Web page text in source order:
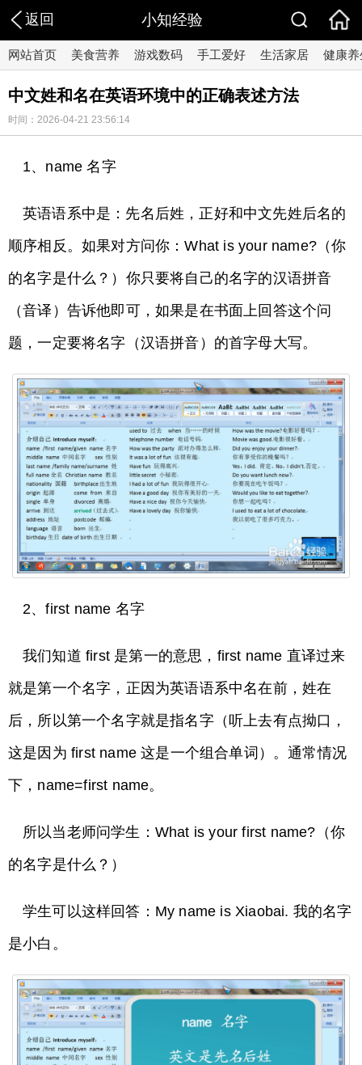
返回 小知经验
网站首页 美食营养 游戏数码 手工爱好 生活家居 健康养
中文姓和名在英语环境中的正确表述方法
时间：2026-04-21 23:56:14
1、name 名字
英语语系中是：先名后姓，正好和中文先姓后名的
顺序相反。如果对方问你：What is your name?（你
的名字是什么？）你只要将自己的名字的汉语拼音
（音译）告诉他即可，如果是在书面上回答这个问
题，一定要将名字（汉语拼音）的首字母大写。
2、first name 名字
我们知道 first 是第一的意思，first name 直译过来
就是第一个名字，正因为英语语系中名在前，姓在
后，所以第一个名字就是指名字（听上去有点拗口，
这是因为 first name 这是一个组合单词）。通常情况
下，name=first name。
所以当老师问学生：What is your first name?（你
的名字是什么？）
学生可以这样回答：My name is­­ Xiaobai. 我的名字
是小白。